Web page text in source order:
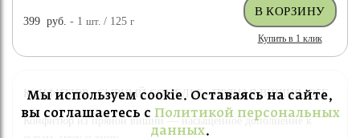
399 руб. - 1шт. / 125г
Купить в 1 клик
КОНФИТЮР «СЫРНЫЙ СОМЕЛЬЕ» ПРЯНАЯ ВИШНЯ 125Г
Конфитюр из пряной вишни — насыщенное дополнение к
Мы используем cookie. Оставаясь на сайте,
вы соглашаетесь с Политикой персональных
данных.